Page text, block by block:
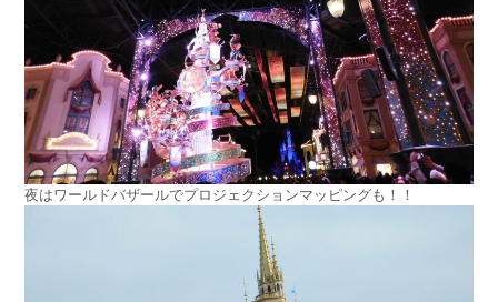
夜はワールドバザールでプロジェクションマッピングも！！